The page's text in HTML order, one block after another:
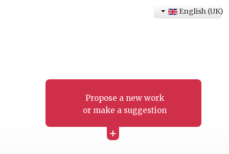
Propose a new work
or make a suggestion
+
English (UK)